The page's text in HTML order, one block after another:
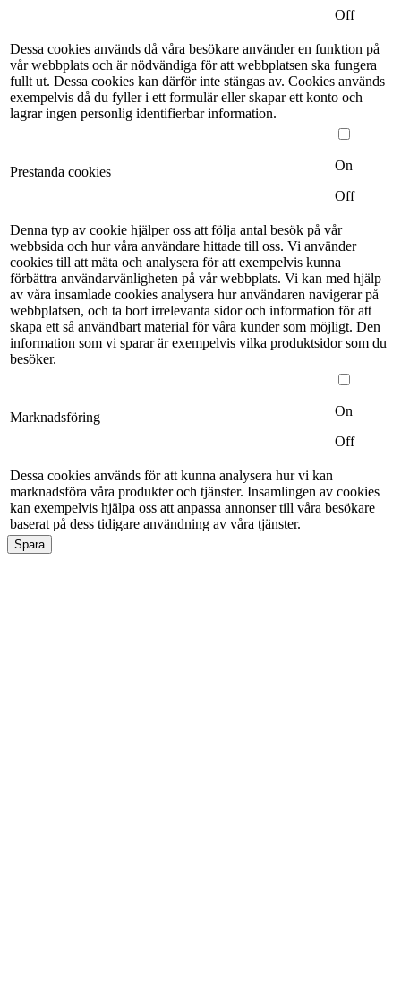
Off
Dessa cookies används då våra besökare använder en funktion på
vår webbplats och är nödvändiga för att webbplatsen ska fungera
fullt ut. Dessa cookies kan därför inte stängas av. Cookies används
exempelvis då du fyller i ett formulär eller skapar ett konto och
lagrar ingen personlig identifierbar information.
Prestanda cookies
On
Off
Denna typ av cookie hjälper oss att följa antal besök på vår
webbsida och hur våra användare hittade till oss. Vi använder
cookies till att mäta och analysera för att exempelvis kunna
förbättra användarvänligheten på vår webbplats. Vi kan med hjälp
av våra insamlade cookies analysera hur användaren navigerar på
webbplatsen, och ta bort irrelevanta sidor och information för att
skapa ett så användbart material för våra kunder som möjligt. Den
information som vi sparar är exempelvis vilka produktsidor som du
besöker.
Marknadsföring
On
Off
Dessa cookies används för att kunna analysera hur vi kan
marknadsföra våra produkter och tjänster. Insamlingen av cookies
kan exempelvis hjälpa oss att anpassa annonser till våra besökare
baserat på dess tidigare användning av våra tjänster.
Spara